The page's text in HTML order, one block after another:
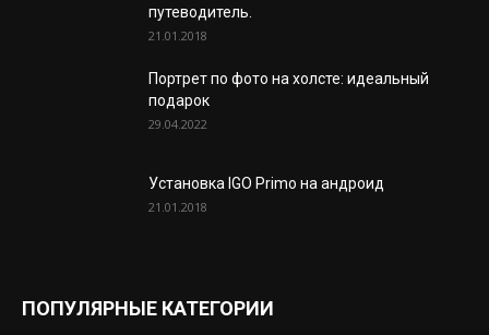
путеводитель.
21.01.2018
Портрет по фото на холсте: идеальный
подарок
29.04.2022
Установка IGO Primo на андроид
21.01.2018
ПОПУЛЯРНЫЕ КАТЕГОРИИ